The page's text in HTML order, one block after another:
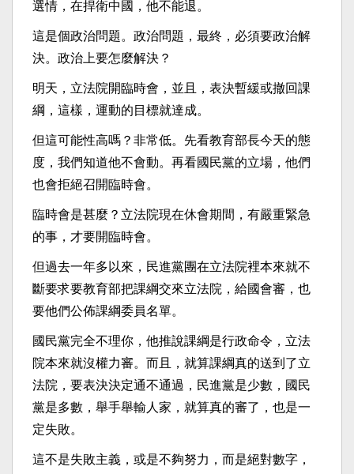
選情，在捍衛中國，他不能退。
這是個政治問題。政治問題，最終，必須要政治解
決。政治上要怎麼解決？
明天，立法院開臨時會，並且，表決暫緩或撤回課
綱，這樣，運動的目標就達成。
但這可能性高嗎？非常低。先看教育部長今天的態
度，我們知道他不會動。再看國民黨的立場，他們
也會拒絕召開臨時會。
臨時會是甚麼？立法院現在休會期間，有嚴重緊急
的事，才要開臨時會。
但過去一年多以來，民進黨團在立法院裡本來就不
斷要求要教育部把課綱交來立法院，給國會審，也
要他們公佈課綱委員名單。
國民黨完全不理你，他推說課綱是行政命令，立法
院本來就沒權力審。而且，就算課綱真的送到了立
法院，要表決決定通不通過，民進黨是少數，國民
黨是多數，舉手舉輸人家，就算真的審了，也是一
定失敗。
這不是失敗主義，或是不夠努力，而是絕對數字，